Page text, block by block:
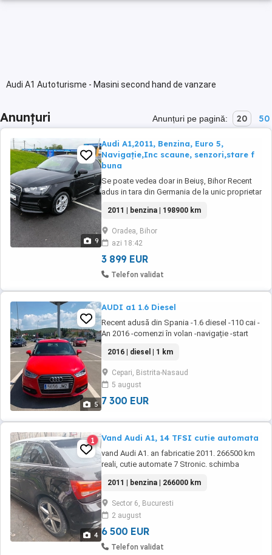
Audi A1 Autoturisme - Masini second hand de vanzare
Anunțuri Anunțuri pe pagină: 20 50
9
Audi A1,2011, Benzina, Euro 5,
Navigație,Inc scaune, senzori,stare f
buna
Se poate vedea doar in Beiuș, Bihor Recent
adus in tara din Germania de la unic proprietar
roșii Stare f buna, tehnic, estetic Motor
Benzina,5+1 viteze, cutie manuală, consum
5% 1.2,86 cai,motor in 4 pistoane ,cu
distributie lanț, 2011 an plin,Euro 5 Am ...
2011 | benzina | 198900 km
Oradea, Bihor
azi 18:42
3 899 EUR
Telefon validat
5
AUDI a1 1.6 Diesel
Recent adusă din Spania -1.6 diesel -110 cai -
An 2016 -comenzi în volan -navigație -start
AC -AUX -bluetooth -faruri auto mai multe
detalii la numărul de telefon
2016 | diesel | 1 km
Cepari, Bistrita-Nasaud
5 august
7 300 EUR
4
1 Vand Audi A1, 14 TFSI cutie automata
vand Audi A1. an fabricatie 2011. 266500 km
reali, cutie automate 7 Stronic. schimba
servisata corect cu toate schimburile la zi.
bine intretinuta. nu necesita investitii in viitor,
jante S-line 17", echipate cu amvelope vara.
se poate vedea in zona ...
2011 | benzina | 266000 km
Sector 6, Bucuresti
2 august
6 500 EUR
Telefon validat